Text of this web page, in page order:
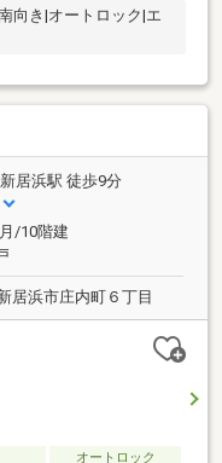
向き|オートロック|エ
居浜駅 徒歩9分
/10階建
居浜市庄内町６丁目
オートロック